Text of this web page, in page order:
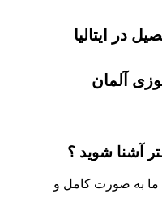
در ایتالیا
آلمان
آشنا شوید ؟
ما به صورت کامل و